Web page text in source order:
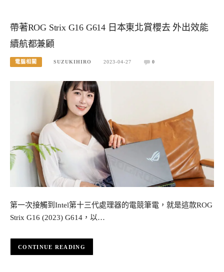
帶著ROG Strix G16 G614 日本東北賞櫻去 外出效能
續航都兼顧
電腦相關 SUZUKIHIRO 2023-04-27 0
第一次接觸到Intel第十三代處理器的電競筆電，就是這款ROG
Strix G16 (2023) G614，以…
CONTINUE READING